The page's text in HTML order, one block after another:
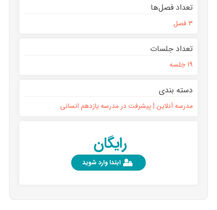
تعداد فصل‌ها
3 فصل
تعداد جلسات
19 جلسه
دسته بندی
مدرسه آنلاین | پیشرفت در مدرسه یازدهم انسانی
رایگان
ابتدا وارد شوید